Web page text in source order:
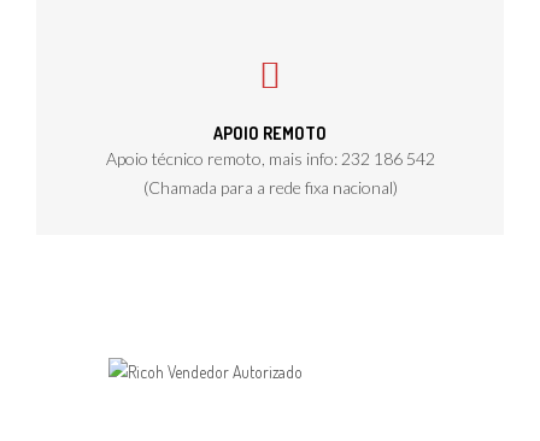
APOIO REMOTO
Apoio técnico remoto, mais info: 232 186 542
(Chamada para a rede fixa nacional)